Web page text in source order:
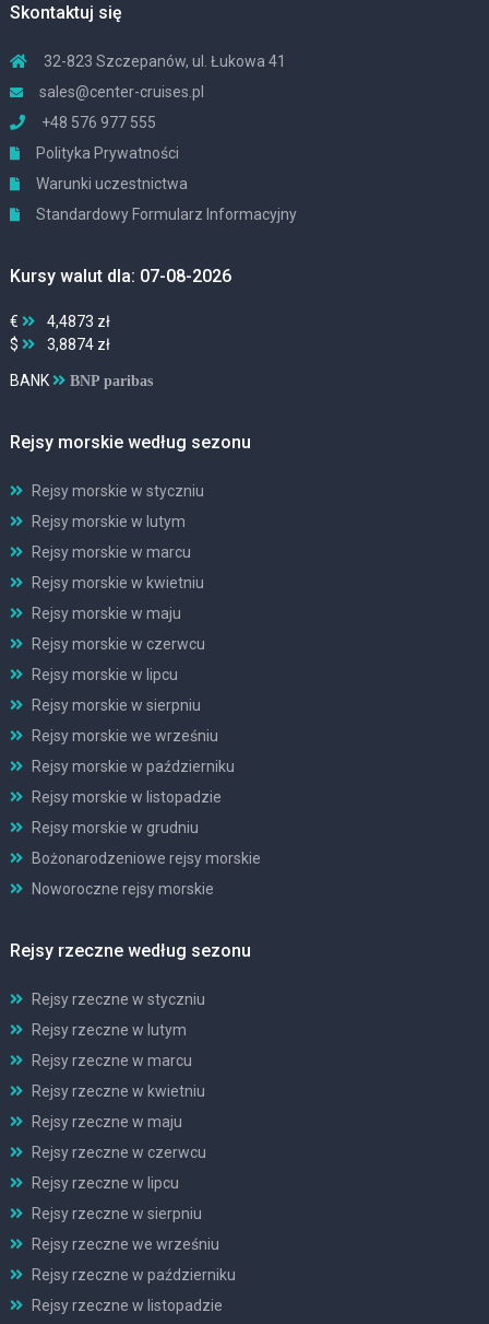
Skontaktuj się
32-823 Szczepanów, ul. Łukowa 41
sales@center-cruises.pl
+48 576 977 555
Polityka Prywatności
Warunki uczestnictwa
Standardowy Formularz Informacyjny
Kursy walut dla: 07-08-2026
€
4,4873 zł
$
3,8874 zł
BANK BNP paribas
Rejsy morskie według sezonu
Rejsy morskie w styczniu
Rejsy morskie w lutym
Rejsy morskie w marcu
Rejsy morskie w kwietniu
Rejsy morskie w maju
Rejsy morskie w czerwcu
Rejsy morskie w lipcu
Rejsy morskie w sierpniu
Rejsy morskie we wrześniu
Rejsy morskie w październiku
Rejsy morskie w listopadzie
Rejsy morskie w grudniu
Bożonarodzeniowe rejsy morskie
Noworoczne rejsy morskie
Rejsy rzeczne według sezonu
Rejsy rzeczne w styczniu
Rejsy rzeczne w lutym
Rejsy rzeczne w marcu
Rejsy rzeczne w kwietniu
Rejsy rzeczne w maju
Rejsy rzeczne w czerwcu
Rejsy rzeczne w lipcu
Rejsy rzeczne w sierpniu
Rejsy rzeczne we wrześniu
Rejsy rzeczne w październiku
Rejsy rzeczne w listopadzie